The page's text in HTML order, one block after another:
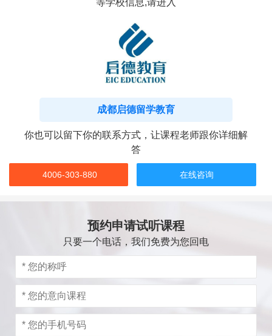
等学校信息,请进入
成都启德留学教育
你也可以留下你的联系方式，让课程老师跟你详细解
答
4006-303-880 在线咨询
预约申请试听课程
只要一个电话，我们免费为您回电